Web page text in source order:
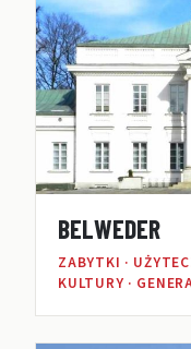
BELWEDER
ZABYTKI ·
KULTURY ·